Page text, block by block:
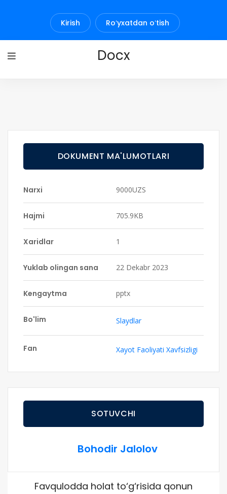
Kirish Roʻyxatdan oʻtish
Docx
DOKUMENT MA'LUMOTLARI
Narxi 9000UZS
Hajmi 705.9KB
Xaridlar 1
Yuklab olingan sana 22 Dekabr 2023
Kengaytma pptx
Bo'lim Slaydlar
Fan Xayot Faoliyati Xavfsizligi
SOTUVCHI
Bohodir Jalolov
Favqulodda holat to‘g‘risida qonun